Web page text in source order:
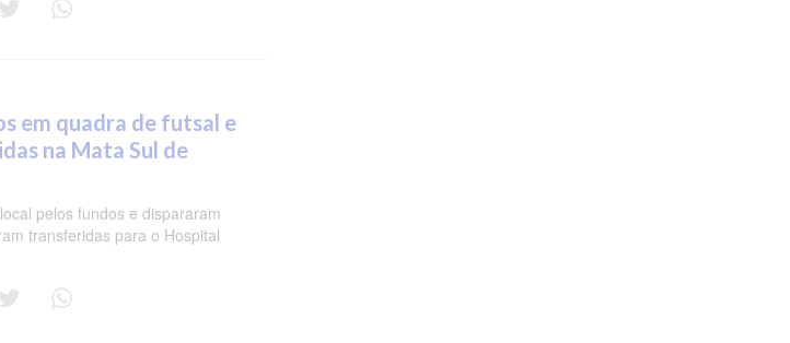
em quadra de futsal e
na Mata Sul de
pelos fundos e dispararam
transferidas para o Hospital